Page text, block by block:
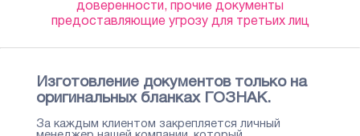
доверенности, прочие документы
предоставляющие угрозу для третьих лиц
Изготовление документов только на
оригинальных бланках ГОЗНАК.
За каждым клиентом закрепляется личный